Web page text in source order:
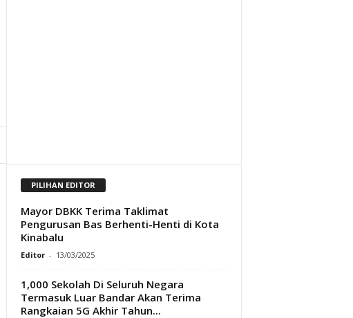
PILIHAN EDITOR
Mayor DBKK Terima Taklimat
Pengurusan Bas Berhenti-Henti di Kota
Kinabalu
Editor - 13/03/2025
1,000 Sekolah Di Seluruh Negara
Termasuk Luar Bandar Akan Terima
Rangkaian 5G Akhir Tahun...